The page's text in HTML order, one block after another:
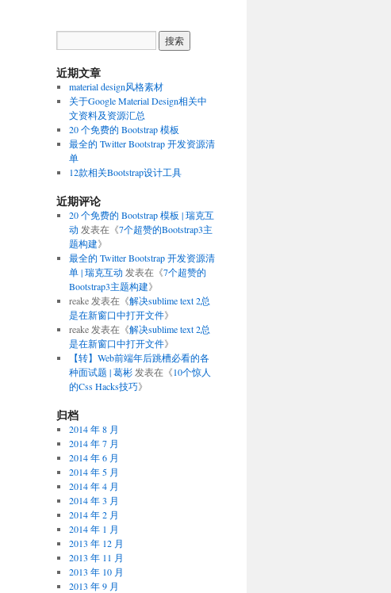
近期文章
material design风格素材
关于Google Material Design相关中
文资料及资源汇总
20 个免费的 Bootstrap 模板
最全的 Twitter Bootstrap 开发资源清
单
12款相关Bootstrap设计工具
近期评论
20 个免费的 Bootstrap 模板 | 瑞克互
动 发表在《7个超赞的Bootstrap3主
题构建》
最全的 Twitter Bootstrap 开发资源清
单 | 瑞克互动 发表在《7个超赞的
Bootstrap3主题构建》
reake发表在《解决sublime text 2总
是在新窗口中打开文件》
reake发表在《解决sublime text 2总
是在新窗口中打开文件》
【转】Web前端年后跳槽必看的各
种面试题 | 葛彬发表在《10个惊人
的Css Hacks技巧》
归档
2014 年 8 月
2014 年 7 月
2014 年 6 月
2014 年 5 月
2014 年 4 月
2014 年 3 月
2014 年 2 月
2014 年 1 月
2013 年 12 月
2013 年 11 月
2013 年 10 月
2013 年 9 月